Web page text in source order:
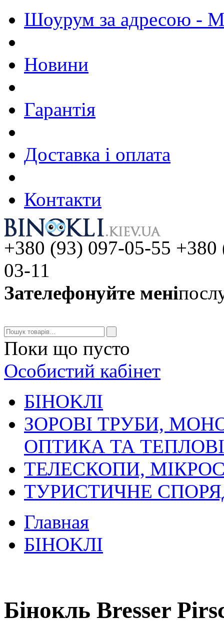
Шоурум за адресою - М.
Новини
Гарантія
Доставка і оплата
Контакти
+380 (93) 097-05-55
03-11
Зателефонуйте мені
Поки що пусто
Особистий кабінет
БIHOKЛI
ЗОРОВІ ТРУБИ,
ОПТИКА ТА
ТЕЛЕСКОПИ,
ТУРИСТИЧНЕ
Главная
БIHOKЛI
Бінокль Bresser